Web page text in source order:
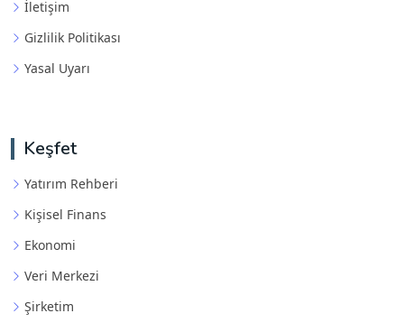
İletişim
Gizlilik Politikası
Yasal Uyarı
Keşfet
Yatırım Rehberi
Kişisel Finans
Ekonomi
Veri Merkezi
Şirketim